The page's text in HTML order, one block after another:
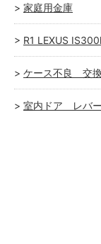
家庭用金庫
R1 LEXUS
ケース不良 交
室内ドア レバ